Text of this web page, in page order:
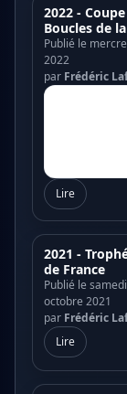
2022 -
Boucles de
Publié le
2022
par Frédéric
Lire
2021 -
de France
Publié le
octobre 2021
par Frédéric
Lire